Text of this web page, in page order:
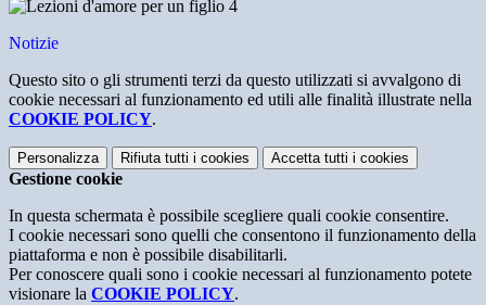
Notizie
Questo sito o gli strumenti terzi da questo utilizzati si avvalgono di
cookie necessari al funzionamento ed utili alle finalità illustrate nella
COOKIE POLICY.
Personalizza Rifiuta tutti i cookies Accetta tutti i cookies
Gestione cookie
In questa schermata è possibile scegliere quali cookie consentire.
I cookie necessari sono quelli che consentono il funzionamento della
piattaforma e non è possibile disabilitarli.
Per conoscere quali sono i cookie necessari al funzionamento potete
visionare la COOKIE POLICY.